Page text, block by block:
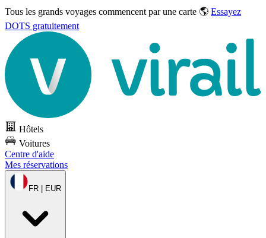
Tous les grands voyages commencent par une carte 🌎 Essayez
DOTS gratuitement
Hôtels
Voitures
Centre d'aide
Mes réservations
FR | EUR